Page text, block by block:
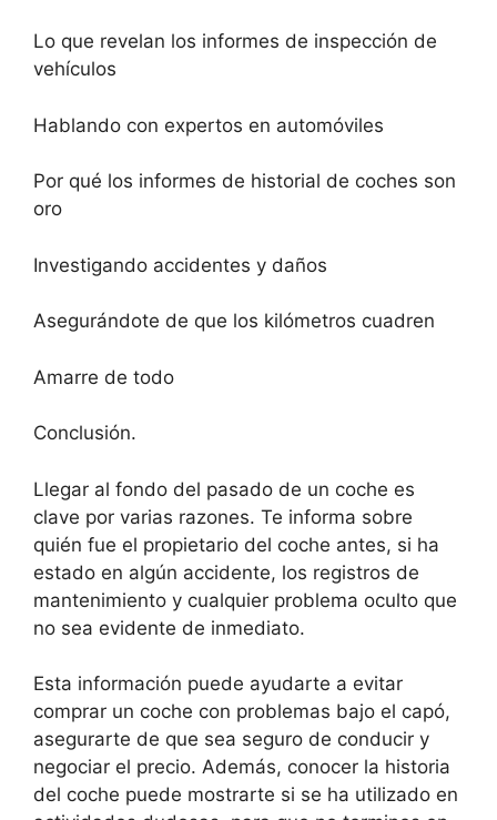
Lo que revelan los informes de inspección de
vehículos
Hablando con expertos en automóviles
Por qué los informes de historial de coches son
oro
Investigando accidentes y daños
Asegurándote de que los kilómetros cuadren
Amarre de todo
Conclusión.
Llegar al fondo del pasado de un coche es
clave por varias razones. Te informa sobre
quién fue el propietario del coche antes, si ha
estado en algún accidente, los registros de
mantenimiento y cualquier problema oculto que
no sea evidente de inmediato.
Esta información puede ayudarte a evitar
comprar un coche con problemas bajo el capó,
asegurarte de que sea seguro de conducir y
negociar el precio. Además, conocer la historia
del coche puede mostrarte si se ha utilizado en